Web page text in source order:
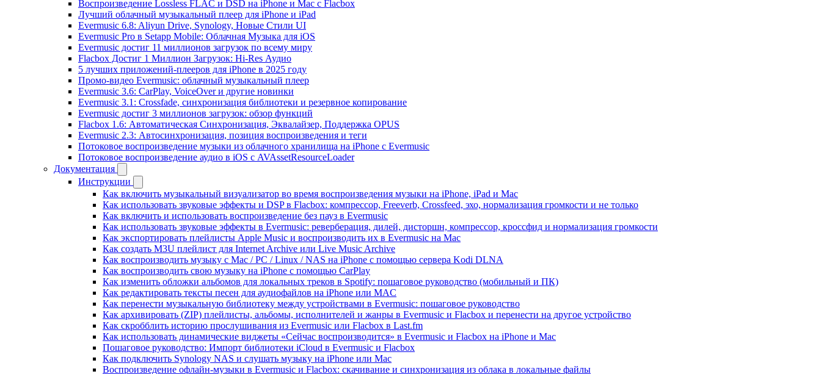
Воспроизведение Lossless FLAC и DSD на iPhone и Mac с Flacbox
Лучший облачный музыкальный плеер для iPhone и iPad
Evermusic 6.8: Aliyun Drive, Synology, Новые Стили UI
Evermusic Pro в Setapp Mobile: Облачная Музыка для iOS
Evermusic достиг 11 миллионов загрузок по всему миру
Flacbox Достиг 1 Миллион Загрузок: Hi-Res Аудио
5 лучших приложений-плееров для iPhone в 2025 году
Промо-видео Evermusic: облачный музыкальный плеер
Evermusic 3.6: CarPlay, VoiceOver и другие новинки
Evermusic 3.1: Crossfade, синхронизация библиотеки и резервное копирование
Evermusic достиг 3 миллионов загрузок: обзор функций
Flacbox 1.6: Автоматическая Синхронизация, Эквалайзер, Поддержка OPUS
Evermusic 2.3: Автосинхронизация, позиция воспроизведения и теги
Потоковое воспроизведение музыки из облачного хранилища на iPhone с Evermusic
Потоковое воспроизведение аудио в iOS с AVAssetResourceLoader
Документация
Инструкции
Как включить музыкальный визуализатор во время воспроизведения музыки на iPhone, iPad и Mac
Как использовать звуковые эффекты и DSP в Flacbox: компрессор, Freeverb, Crossfeed, эхо, нормализация громкости и не только
Как включить и использовать воспроизведение без пауз в Evermusic
Как использовать звуковые эффекты в Evermusic: реверберация, дилей, дисторшн, компрессор, кроссфид и нормализация громкости
Как экспортировать плейлисты Apple Music и воспроизводить их в Evermusic на Mac
Как создать M3U плейлист для Internet Archive или Live Music Archive
Как воспроизводить музыку с Mac / PC / Linux / NAS на iPhone с помощью сервера Kodi DLNA
Как воспроизводить свою музыку на iPhone с помощью CarPlay
Как изменить обложки альбомов для локальных треков в Spotify: пошаговое руководство (мобильный и ПК)
Как редактировать тексты песен для аудиофайлов на iPhone или MAC
Как перенести музыкальную библиотеку между устройствами в Evermusic: пошаговое руководство
Как архивировать (ZIP) плейлисты, альбомы, исполнителей и жанры в Evermusic и Flacbox и перенести на другое устройство
Как скробблить историю прослушивания из Evermusic или Flacbox в Last.fm
Как использовать динамические виджеты «Сейчас воспроизводится» в Evermusic и Flacbox на iPhone и Mac
Пошаговое руководство: Импорт библиотеки iCloud в Evermusic и Flacbox
Как подключить Synology NAS и слушать музыку на iPhone или Mac
Воспроизведение офлайн-музыки в Evermusic и Flacbox: скачивание и синхронизация из облака в локальные файлы